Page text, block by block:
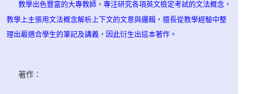
教學出色豐富的大專教師，專注研究各項英文檢定考試的文法概念，
教學上主張用文法概念解析上下文的文意與邏輯，擅長從教學經驗中整
理出最適合學生的筆記及講義，因此衍生出這本著作。
著作：